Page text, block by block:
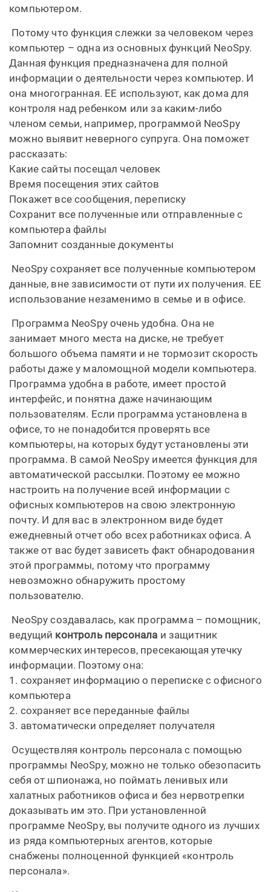
компьютером.
Потому что функция слежки за человеком через
компьютер – одна из основных функций NeoSpy.
Данная функция предназначена для полной
информации о деятельности через компьютер. И
она многогранная. ЕЕ используют, как дома для
контроля над ребенком или за каким-либо
членом семьи, например, программой NeoSpy
можно выявит неверного супруга. Она поможет
рассказать:
Какие сайты посещал человек
Время посещения этих сайтов
Покажет все сообщения, переписку
Сохранит все полученные или отправленные с
компьютера файлы
Запомнит созданные документы
NeoSpy сохраняет все полученные компьютером
данные, вне зависимости от пути их получения. ЕЕ
использование незаменимо в семье и в офисе.
Программа NeoSpy очень удобна. Она не
занимает много места на диске, не требует
большого объема памяти и не тормозит скорость
работы даже у маломощной модели компьютера.
Программа удобна в работе, имеет простой
интерфейс, и понятна даже начинающим
пользователям. Если программа установлена в
офисе, то не понадобится проверять все
компьютеры, на которых будут установлены эти
программа. В самой NeoSpy имеется функция для
автоматической рассылки. Поэтому ее можно
настроить на получение всей информации с
офисных компьютеров на свою электронную
почту. И для вас в электронном виде будет
ежедневный отчет обо всех работниках офиса. А
также от вас будет зависеть факт обнародования
этой программы, потому что программу
невозможно обнаружить простому
пользователю.
NeoSpy создавалась, как программа – помощник,
ведущий контроль персонала и защитник
коммерческих интересов, пресекающая утечку
информации. Поэтому она:
1. сохраняет информацию о переписке с офисного
компьютера
2. сохраняет все переданные файлы
3. автоматически определяет получателя
Осуществляя контроль персонала с помощью
программы NeoSpy, можно не только обезопасить
себя от шпионажа, но поймать ленивых или
халатных работников офиса и без нервотрепки
доказывать им это. При установленной
программе NeoSpy, вы получите одного из лучших
из ряда компьютерных агентов, которые
снабжены полноценной функцией «контроль
персонала».